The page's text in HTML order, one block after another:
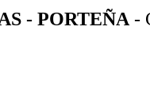
- PORTEÑA -